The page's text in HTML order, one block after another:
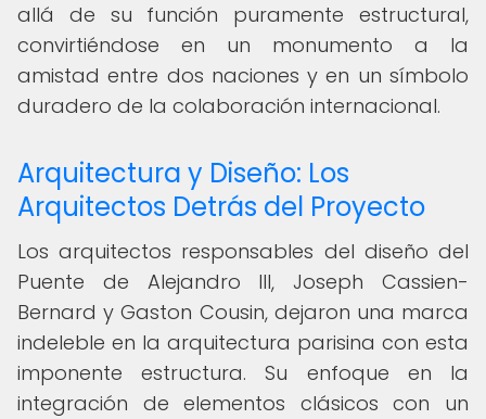
allá de su función puramente estructural,
convirtiéndose en un monumento a la
amistad entre dos naciones y en un símbolo
duradero de la colaboración internacional.
Arquitectura y Diseño: Los
Arquitectos Detrás del Proyecto
Los arquitectos responsables del diseño del
Puente de Alejandro III, Joseph Cassien-
Bernard y Gaston Cousin, dejaron una marca
indeleble en la arquitectura parisina con esta
imponente estructura. Su enfoque en la
integración de elementos clásicos con un